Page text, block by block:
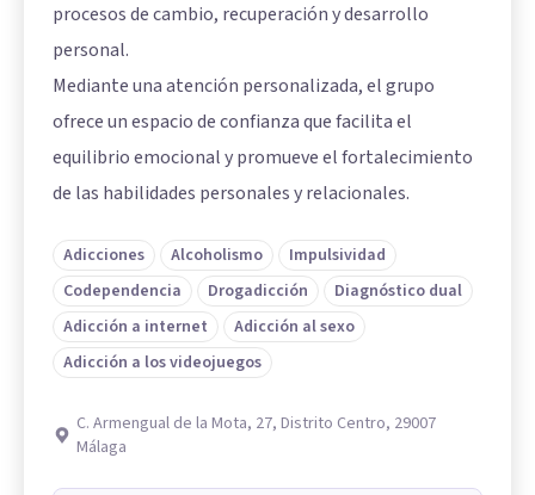
procesos de cambio, recuperación y desarrollo
personal.
Mediante una atención personalizada, el grupo
ofrece un espacio de confianza que facilita el
equilibrio emocional y promueve el fortalecimiento
de las habilidades personales y relacionales.
Adicciones Alcoholismo
Impulsividad
Codependencia
Drogadicción
Diagnóstico dual
Adicción a internet
Adicción al sexo
Adicción a los videojuegos
C. Armengual de la Mota, 27, Distrito Centro, 29007
Málaga